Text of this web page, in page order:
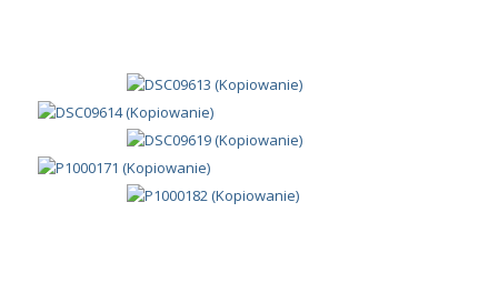
MŁODZI PĄTNICY ZE ZDUŃSKIEJ
DĄBROWY
10 czerwca 2014 / wZ życia szkoły
W dniach 2-7 czerwca 2014 roku, uczniowie z Zespołu